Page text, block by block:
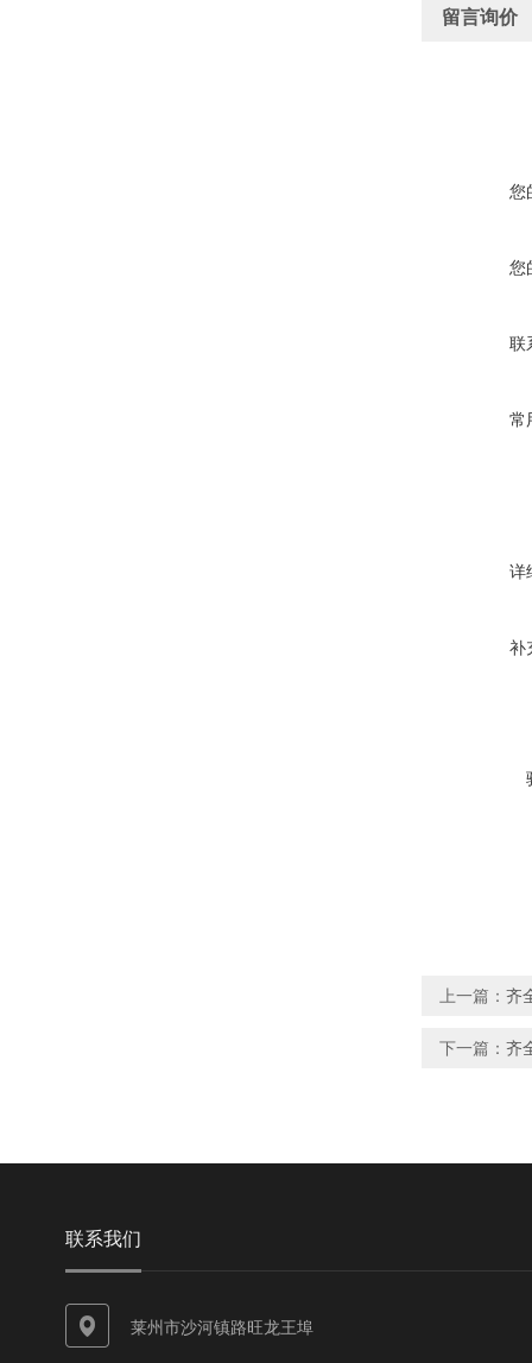
留言询价
您
您
联
常
详
补
上一篇： 齐
下一篇： 齐
联系我们
莱州市沙河镇路旺龙王埠